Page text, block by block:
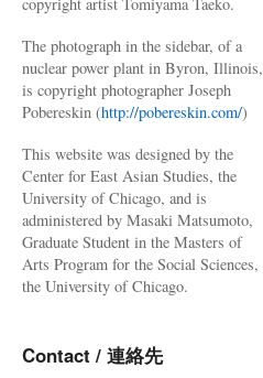
The photograph in the sidebar, of a
nuclear power plant in Byron, Illinois,
is copyright photographer Joseph
Pobereskin (http://pobereskin.com/)
This website was designed by the
Center for East Asian Studies, the
University of Chicago, and is
administered by Masaki Matsumoto,
Graduate Student in the Masters of
Arts Program for the Social Sciences,
the University of Chicago.
Contact / 連絡先